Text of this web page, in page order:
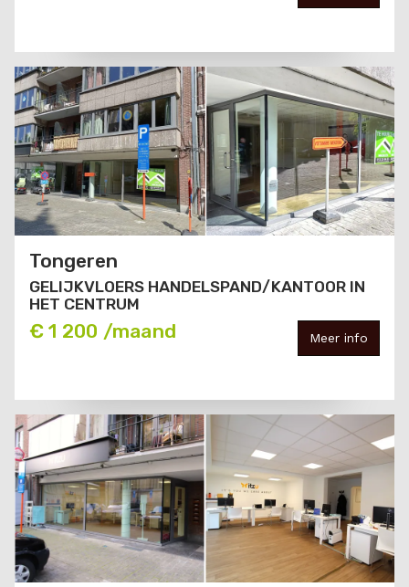
Tongeren
GELIJKVLOERS HANDELSPAND/KANTOOR IN
HET CENTRUM
€ 1 200 /maand Meer info